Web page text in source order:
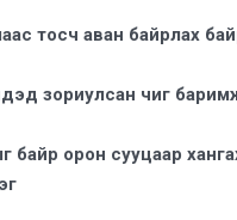
тосч аван байрлах
зориулсан чиг
байр орон сууцаар